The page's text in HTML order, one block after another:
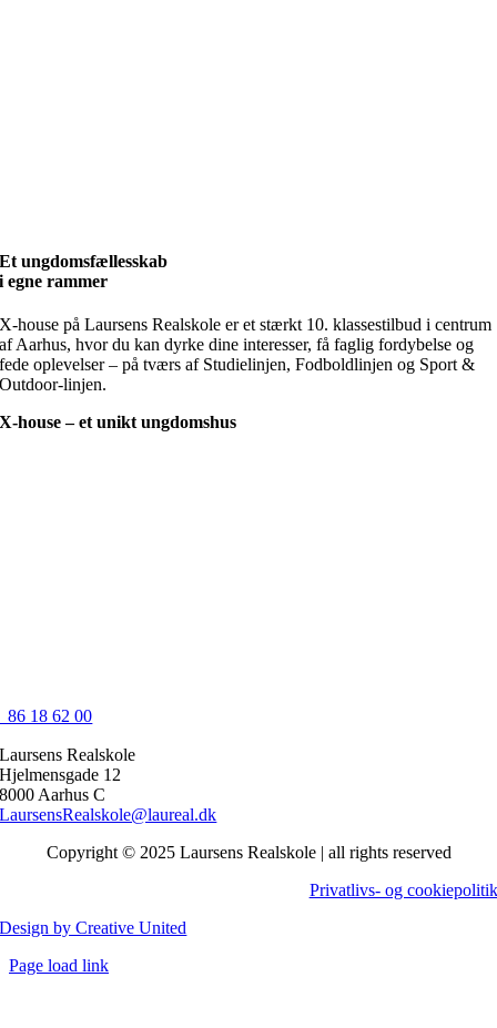
Et ungdomsfællesskab
i egne rammer
X-house på Laursens Realskole er et stærkt 10. klassestilbud i centrum
af Aarhus, hvor du kan dyrke dine interesser, få faglig fordybelse og
fede oplevelser – på tværs af Studielinjen, Fodboldlinjen og Sport &
Outdoor-linjen.
X-house – et unikt ungdomshus
86 18 62 00
Laursens Realskole
Hjelmensgade 12
8000 Aarhus C
LaursensRealskole@laureal.dk
Copyright © 2025 Laursens Realskole | all rights reserved
Privatlivs- og cookiepolitik
Design by Creative United
Close
Page load link